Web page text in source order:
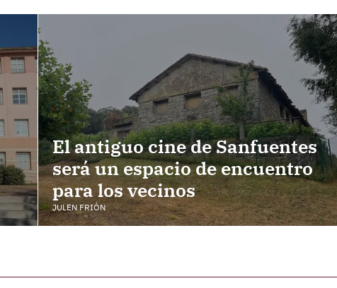
El antiguo cine de Sanfuentes
será un espacio de encuentro
para los vecinos
JULEN FRIÓN